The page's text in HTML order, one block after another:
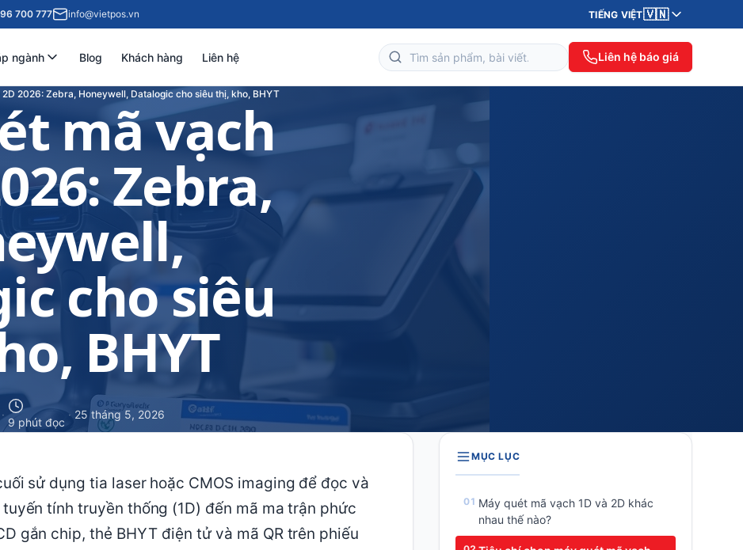
700 777 info@vietpos.vn TIẾNG VIỆT🇻🇳
ngành Blog Khách hàng Liên hệ Liên hệ báo giá
2026: Zebra, Honeywell, Datalogic cho siêu thị, kho, BHYT
mã vạch
Zebra,
cho siêu
BHYT
·
9 phút đọc
· 25 tháng 5, 2026
sử dụng tia laser hoặc CMOS imaging để đọc và
tính truyền thống (1D) đến mã ma trận phức
gắn chip, thẻ BHYT điện tử và mã QR trên phiếu
MỤC LỤC
Máy quét mã vạch 1D và 2D khác
nhau thế nào?